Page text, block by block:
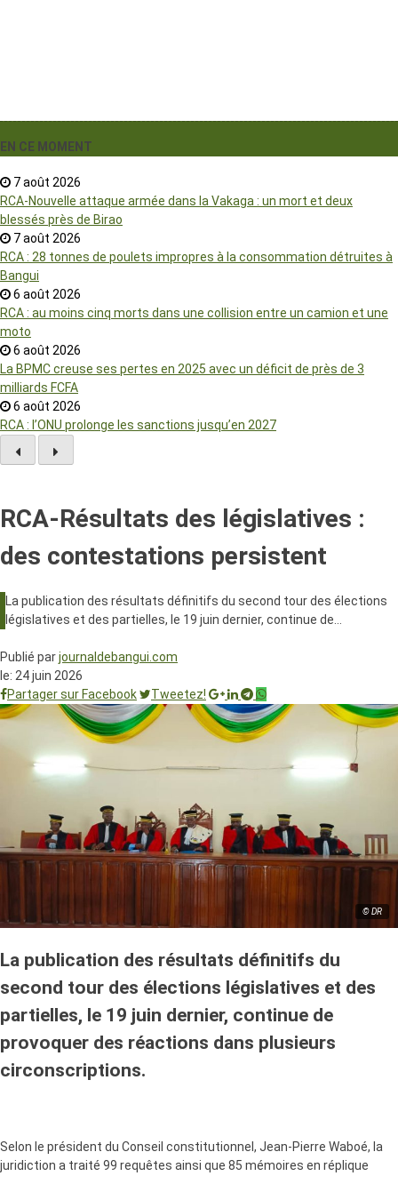
EN CE MOMENT
7 août 2026
RCA-Nouvelle attaque armée dans la Vakaga : un mort et deux
blessés près de Birao
7 août 2026
RCA : 28 tonnes de poulets impropres à la consommation détruites à
Bangui
6 août 2026
RCA : au moins cinq morts dans une collision entre un camion et une
moto
6 août 2026
La BPMC creuse ses pertes en 2025 avec un déficit de près de 3
milliards FCFA
6 août 2026
RCA : l’ONU prolonge les sanctions jusqu’en 2027
RCA-Résultats des législatives :
des contestations persistent
La publication des résultats définitifs du second tour des élections
législatives et des partielles, le 19 juin dernier, continue de…
Publié parjournaldebangui.com
le: 24 juin 2026
Partager sur Facebook
Tweetez!
© DR
La publication des résultats définitifs du
second tour des élections législatives et des
partielles, le 19 juin dernier, continue de
provoquer des réactions dans plusieurs
circonscriptions.
Selon le président du Conseil constitutionnel, Jean-Pierre Waboé, la
juridiction a traité 99 requêtes ainsi que 85 mémoires en réplique